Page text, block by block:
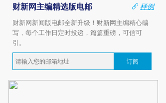
财新网主编精选版电邮
样例
财新网新闻版电邮全新升级！财新网主编精心编
写，每个工作日定时投递，篇篇重磅，可信可
引。
订阅